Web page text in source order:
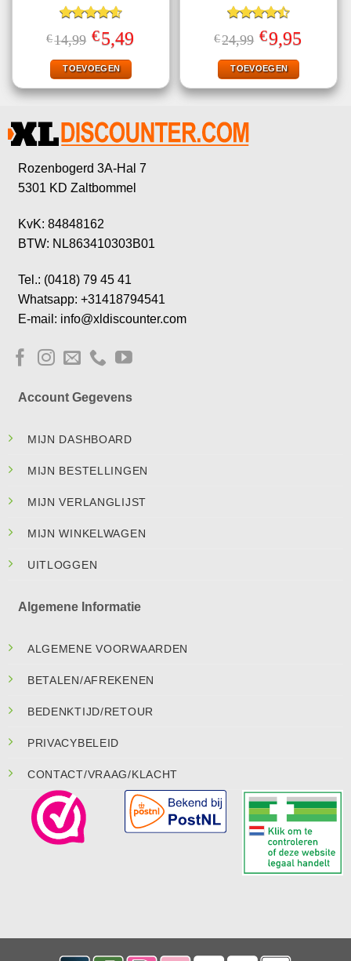
Gewaardeerd
4.60uit 5
€14,99 Oorspronkelijke
prijs
was:
€14,99.
€5,49Huidige
prijs
TOEVOEGEN
Gewaardeerd
4.50uit 5
€24,99 Oorspronkelijke
prijs
was:
€24,99.
€9,95prijs
TOEVOEGEN
Rozenbogerd 3A-Hal 7
5301 KD Zaltbommel
KvK: 84848162
BTW: NL863410303B01
Tel.: (0418) 79 45 41
Whatsapp: +31418794541
E-mail: info@xldiscounter.com
Account Gegevens
MIJN DASHBOARD
MIJN BESTELLINGEN
MIJN VERLANGLIJST
MIJN WINKELWAGEN
UITLOGGEN
Algemene Informatie
ALGEMENE VOORWAARDEN
BETALEN/AFREKENEN
BEDENKTIJD/RETOUR
PRIVACYBELEID
CONTACT/VRAAG/KLACHT